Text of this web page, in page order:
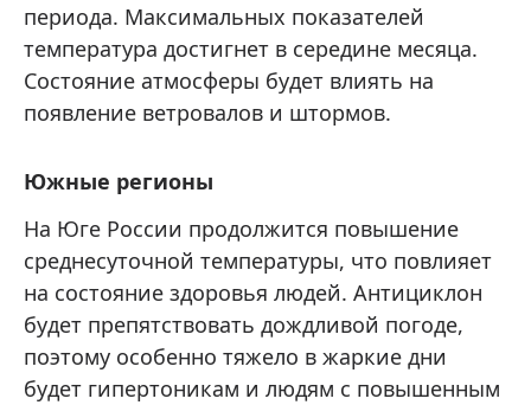
периода. Максимальных показателей
температура достигнет в середине месяца.
Состояние атмосферы будет влиять на
появление ветровалов и штормов.
Южные регионы
На Юге России продолжится повышение
среднесуточной температуры, что повлияет
на состояние здоровья людей. Антициклон
будет препятствовать дождливой погоде,
поэтому особенно тяжело в жаркие дни
будет гипертоникам и людям с повышенным